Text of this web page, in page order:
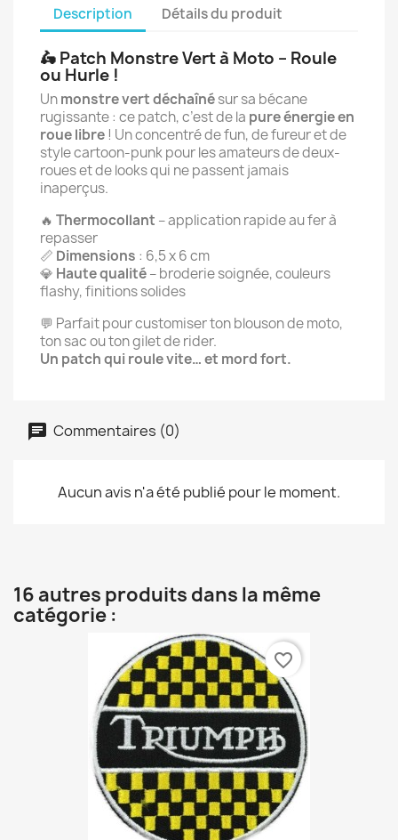
Description Détails du produit
🛵 Patch Monstre Vert à Moto – Roule
ou Hurle !
Unmonstre vert déchaînésur sa bécane
rugissante : ce patch, c’est de la pure énergie en
roue libre ! Un concentré de fun, de fureur et de
style cartoon-punk pour les amateurs de deux-
roues et de looks qui ne passent jamais
inaperçus.
🔥 Thermocollant – application rapide au fer à
repasser
📏 Dimensions : 6,5 x 6 cm
💎 Haute qualité– broderie soignée, couleurs
flashy, finitions solides
💬 Parfait pour customiser ton blouson de moto,
ton sac ou ton gilet de rider.
Un patch qui roule vite… et mord fort.
Commentaires (0)
Aucun avis n'a été publié pour le moment.
16 autres produits dans la même
catégorie :
favorite_border